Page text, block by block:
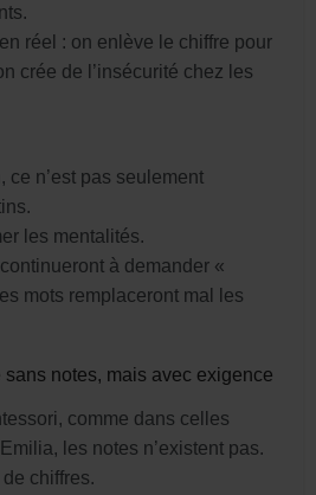
réel : on enlève le chiffre pour
crée de l’insécurité chez les
ce n’est pas seulement
les mentalités.
à demander «
mots remplaceront mal les
sans notes, mais avec exigence
comme dans celles
les notes n’existent pas.
chiffres.